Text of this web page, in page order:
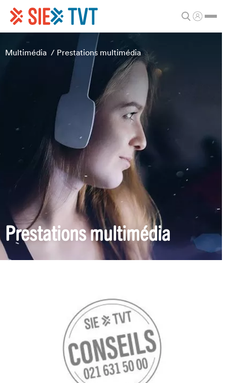
Prestations multimédia
Multimédia / Prestations multimédia